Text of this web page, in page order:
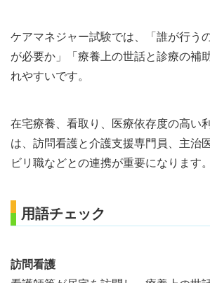
ケアマネジャー試験では、「誰が行う
が必要か」「療養上の世話と診療の補
れやすいです。
在宅療養、看取り、医療依存度の高い
は、訪問看護と介護支援専門員、主治
ビリ職などとの連携が重要になります。
用語チェック
訪問看護